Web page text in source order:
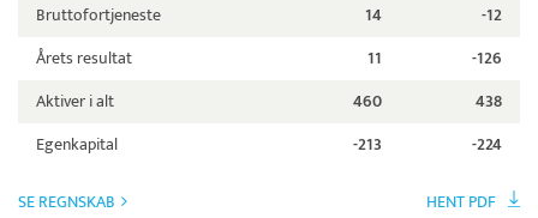
Bruttofortjeneste 14
-12
Årets resultat
11
-126
Aktiver i alt
460
438
Egenkapital
-213 -224
SE REGNSKAB HENT PDF